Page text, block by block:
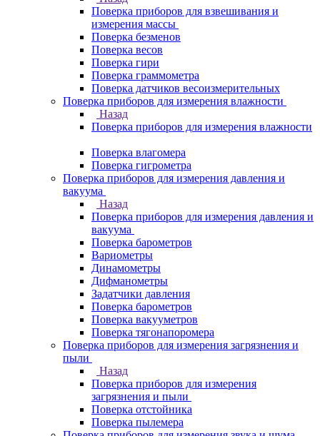
Поверка приборов для взвешивания и
измерения массы
Поверка безменов
Поверка весов
Поверка гири
Поверка граммометра
Поверка датчиков весоизмерительных
Поверка приборов для измерения влажности
Назад
Поверка приборов для измерения влажности
Поверка влагомера
Поверка гигрометра
Поверка приборов для измерения давления и
вакуума
Назад
Поверка приборов для измерения давления и
вакуума
Поверка барометров
Вариометры
Динамометры
Дифманометры
Задатчики давления
Поверка барометров
Поверка вакууметров
Поверка тягонапоромера
Поверка приборов для измерения загрязнения и
пыли
Назад
Поверка приборов для измерения
загрязнения и пыли
Поверка отстойника
Поверка пылемера